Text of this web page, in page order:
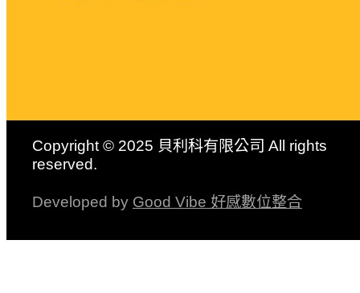
Copyright © 2025 貝利科有限公司 All rights
reserved.
Developed by Good Vibe 好感數位整合